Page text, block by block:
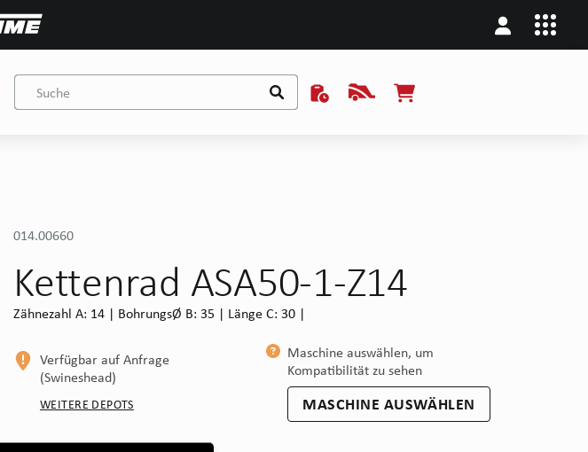
014.00660
Kettenrad ASA50-1-Z14
Zähnezahl A: 14 | BohrungsØ B: 35 | Länge C: 30 |
Verfügbar auf Anfrage
(Swineshead)
WEITERE DEPOTS
Maschine auswählen, um
Kompatibilität zu sehen
MASCHINE AUSWÄHLEN